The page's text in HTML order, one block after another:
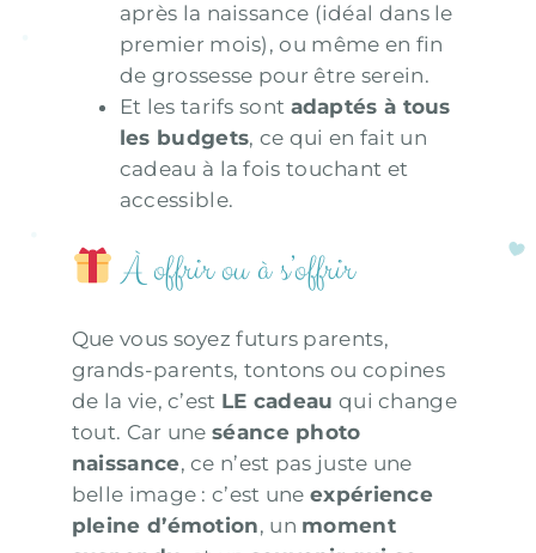
après la naissance (idéal dans le
premier mois), ou même en fin
de grossesse pour être serein.
Et les tarifs sont adaptés à tous
les budgets, ce qui en fait un
cadeau à la fois touchant et
accessible.
À offrir ou à s’offrir
Que vous soyez futurs parents,
grands-parents, tontons ou copines
de la vie, c’est LE cadeau qui change
tout. Car uneséance photo
naissance, ce n’est pas juste une
belle image : c’est uneexpérience
pleine d’émotion, un moment